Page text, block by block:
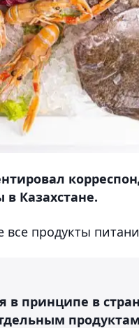
Казахстане.
продукты
принципе в